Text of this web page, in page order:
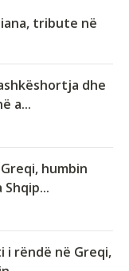
tribute në
dhe
a...
humbin
i rëndë në Greqi,